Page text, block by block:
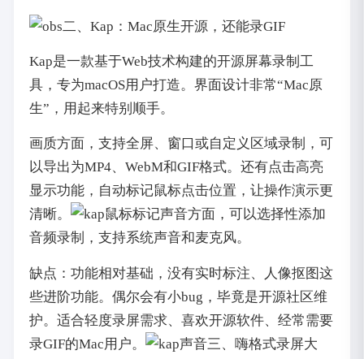
二、Kap：Mac原生开源，还能录GIF
Kap是一款基于Web技术构建的开源屏幕录制工
具，专为macOS用户打造。界面设计非常“Mac原
生”，用起来特别顺手。
画质方面，支持全屏、窗口或自定义区域录制，可
以导出为MP4、WebM和GIF格式。还有点击高亮
显示功能，自动标记鼠标点击位置，让操作演示更
清晰。
声音方面，可以选择性添加
音频录制，支持系统声音和麦克风。
缺点：功能相对基础，没有实时标注、人像抠图这
些进阶功能。偶尔会有小bug，毕竟是开源社区维
护。适合轻度录屏需求、喜欢开源软件、经常需要
录GIF的Mac用户。
三、嗨格式录屏大